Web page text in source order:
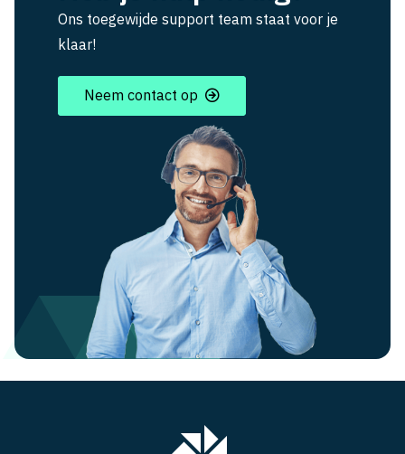
Ons toegewijde support team staat voor je
klaar!
Neem contact op